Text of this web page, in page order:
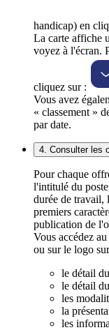
handicap) en
La carte affiche
voyez à l'écran.
cliquez sur :
Vous avez
« classement »
par date.
4. Consulter les
Pour chaque
l'intitulé du
durée de travail,
premiers
publication de
Vous accédez
ou sur le logo
le détail
le détail
les
la
les